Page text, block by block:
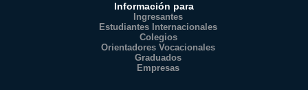
Información para
Ingresantes
Estudiantes Internacionales
Colegios
Orientadores Vocacionales
Graduados
Empresas